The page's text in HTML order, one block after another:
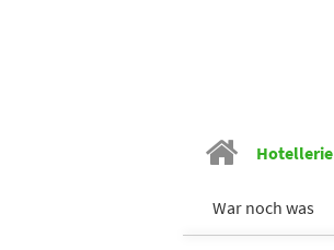
Hotellerie
War noch was